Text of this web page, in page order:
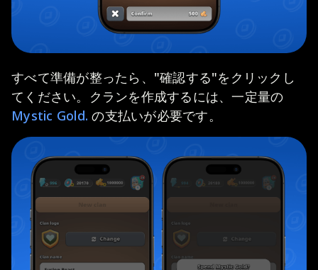
すべて準備が整ったら、"確認する"をクリックし
てください。クランを作成するには、一定量の
Mystic Gold. の支払いが必要です。